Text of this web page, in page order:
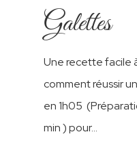
Galettes
Une recette facile
comment réussir
en 1h05
min ) pour…